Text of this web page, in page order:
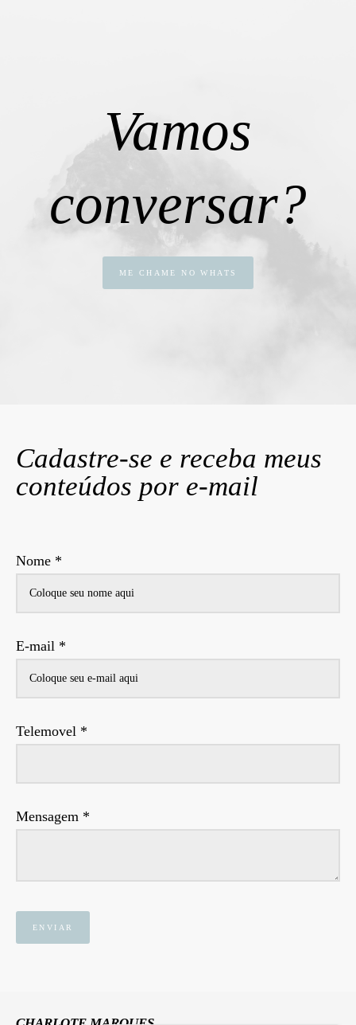
Vamos
conversar?
ME CHAME NO WHATS
Cadastre-se e receba meus
conteúdos por e-mail
Nome *
E-mail *
Telemovel *
Mensagem *
ENVIAR